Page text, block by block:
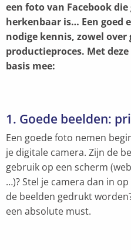
een foto van Facebook
herkenbaar is… Een goed
nodige kennis, zowel
productieproces. Met
basis mee:
1. Goede beelden:
Een goede foto nemen
je digitale camera. Zijn de
gebruik op een scherm
…)? Stel je camera dan in
de beelden gedrukt
een absolute must.